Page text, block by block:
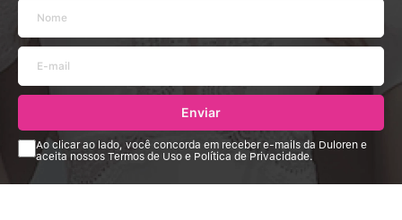
Enviar
Ao clicar ao lado, você concorda em receber e-mails da Duloren e
aceita nossos Termos de Uso e Política de Privacidade.